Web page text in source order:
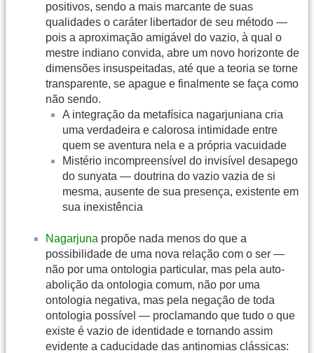
positivos, sendo a mais marcante de suas
qualidades o caráter libertador de seu método —
pois a aproximação amigável do vazio, à qual o
mestre indiano convida, abre um novo horizonte de
dimensões insuspeitadas, até que a teoria se torne
transparente, se apague e finalmente se faça como
não sendo.
A integração da metafísica nagarjuniana cria
uma verdadeira e calorosa intimidade entre
quem se aventura nela e a própria vacuidade
Mistério incompreensível do invisível desapego
do sunyata — doutrina do vazio vazia de si
mesma, ausente de sua presença, existente em
sua inexistência
Nagarjuna propõe nada menos do que a
possibilidade de uma nova relação com o ser —
não por uma ontologia particular, mas pela auto-
abolição da ontologia comum, não por uma
ontologia negativa, mas pela negação de toda
ontologia possível — proclamando que tudo o que
existe é vazio de identidade e tornando assim
evidente a caducidade das antinomias clássicas: